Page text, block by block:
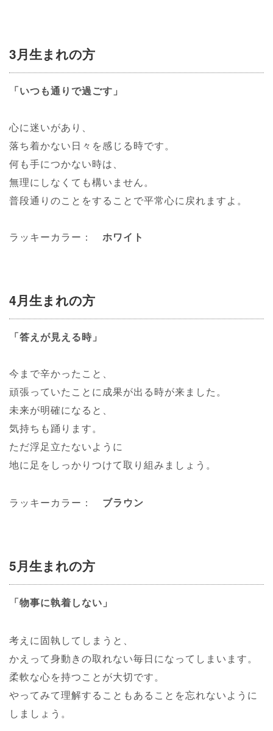
3月生まれの方
「いつも通りで過ごす」
心に迷いがあり、
落ち着かない日々を感じる時です。
何も手につかない時は、
無理にしなくても構いません。
普段通りのことをすることで平常心に戻れますよ。
ラッキーカラー： ホワイト
4月生まれの方
「答えが見える時」
今まで辛かったこと、
頑張っていたことに成果が出る時が来ました。
未来が明確になると、
気持ちも踊ります。
ただ浮足立たないように
地に足をしっかりつけて取り組みましょう。
ラッキーカラー： ブラウン
5月生まれの方
「物事に執着しない」
考えに固執してしまうと、
かえって身動きの取れない毎日になってしまいます。
柔軟な心を持つことが大切です。
やってみて理解することもあることを忘れないように
しましょう。